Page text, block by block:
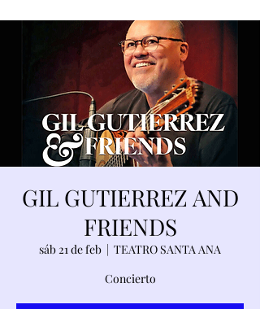
GIL GUTIERREZ AND
FRIENDS
sáb 21 de feb
  |
TEATRO SANTA ANA
Concierto